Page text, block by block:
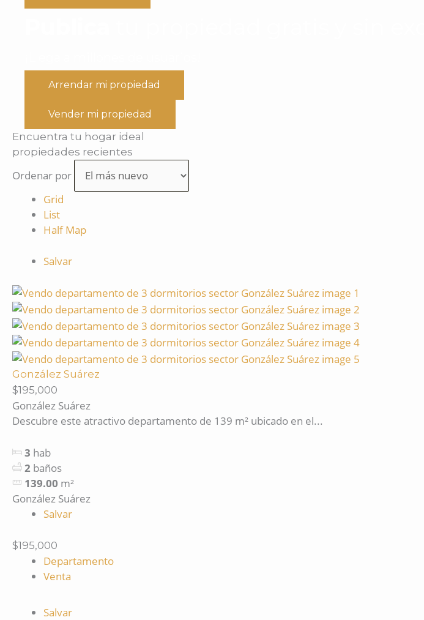
Arrendar mi propiedad
Vender mi propiedad
Encuentra tu hogar ideal
propiedades recientes
Ordenar por
Grid
List
Half Map
Salvar
González Suárez
$195,000
González Suárez
Descubre este atractivo departamento de 139 m² ubicado en el...
3 hab
2 baños
139.00 m²
González Suárez
Salvar
$195,000
Departamento
Venta
Salvar